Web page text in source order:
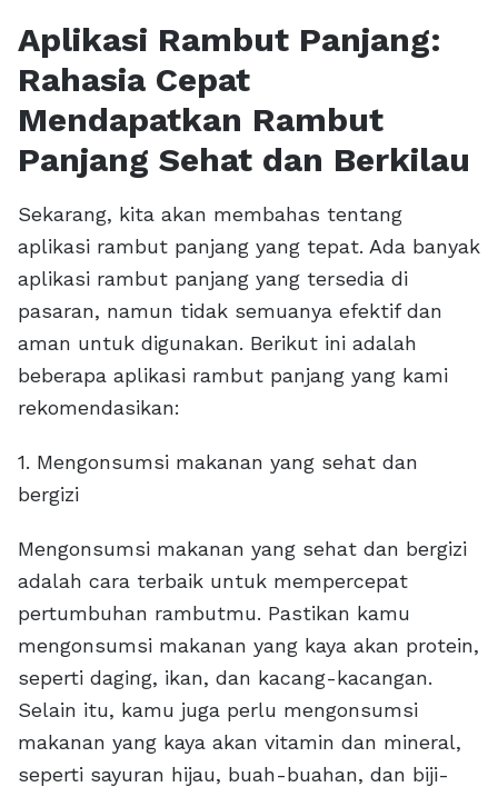
Aplikasi Rambut Panjang:
Rahasia Cepat
Mendapatkan Rambut
Panjang Sehat dan Berkilau
Sekarang, kita akan membahas tentang
aplikasi rambut panjang yang tepat. Ada banyak
aplikasi rambut panjang yang tersedia di
pasaran, namun tidak semuanya efektif dan
aman untuk digunakan. Berikut ini adalah
beberapa aplikasi rambut panjang yang kami
rekomendasikan:
1. Mengonsumsi makanan yang sehat dan
bergizi
Mengonsumsi makanan yang sehat dan bergizi
adalah cara terbaik untuk mempercepat
pertumbuhan rambutmu. Pastikan kamu
mengonsumsi makanan yang kaya akan protein,
seperti daging, ikan, dan kacang-kacangan.
Selain itu, kamu juga perlu mengonsumsi
makanan yang kaya akan vitamin dan mineral,
seperti sayuran hijau, buah-buahan, dan biji-